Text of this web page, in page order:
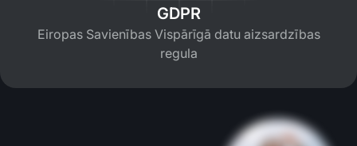
GDPR
Eiropas Savienības Vispārīgā datu aizsardzības
regula